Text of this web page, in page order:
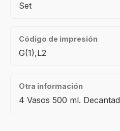
Set
Código de impresión
G(1),L2
Otra información
4 Vasos 500 ml.